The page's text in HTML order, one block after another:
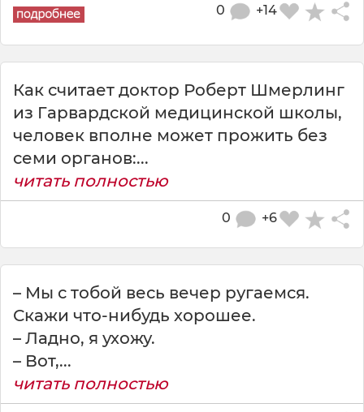
+14
0
Как считает доктор Роберт Шмерлинг
из Гарвардской медицинской школы,
человек вполне может прожить без
семи органов:...
читать полностью
+6
0
– Мы с тобой весь вечер ругаемся.
Скажи что-нибудь хорошее.
– Ладно, я ухожу.
– Вот,...
читать полностью